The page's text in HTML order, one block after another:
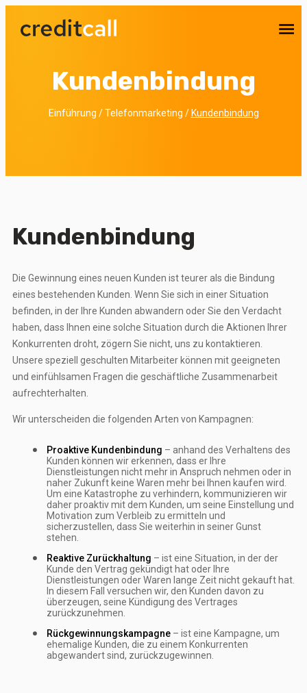
Ihnen
Kundenbindung
Einführung /Telefonmarketing / Kundenbindung
Kundenbindung
Die Gewinnung eines neuen Kunden ist teurer als die Bindung
eines bestehenden Kunden. Wenn Sie sich in einer Situation
befinden, in der Ihre Kunden abwandern oder Sie den Verdacht
haben, dass Ihnen eine solche Situation durch die Aktionen Ihrer
Konkurrenten droht, zögern Sie nicht, uns zu kontaktieren.
Unsere speziell geschulten Mitarbeiter können mit geeigneten
und einfühlsamen Fragen die geschäftliche Zusammenarbeit
aufrechterhalten.
Wir unterscheiden die folgenden Arten von Kampagnen:
Proaktive Kundenbindung – anhand des Verhaltens des
Kunden können wir erkennen, dass er Ihre
Dienstleistungen nicht mehr in Anspruch nehmen oder in
naher Zukunft keine Waren mehr bei Ihnen kaufen wird.
Um eine Katastrophe zu verhindern, kommunizieren wir
daher proaktiv mit dem Kunden, um seine Einstellung und
Motivation zum Verbleib zu ermitteln und
sicherzustellen, dass Sie weiterhin in seiner Gunst
stehen.
Reaktive Zurückhaltung – ist eine Situation, in der der
Kunde den Vertrag gekündigt hat oder Ihre
Dienstleistungen oder Waren lange Zeit nicht gekauft hat.
In diesem Fall versuchen wir, den Kunden davon zu
überzeugen, seine Kündigung des Vertrages
zurückzunehmen.
Rückgewinnungskampagne – ist eine Kampagne, um
ehemalige Kunden, die zu einem Konkurrenten
abgewandert sind, zurückzugewinnen.